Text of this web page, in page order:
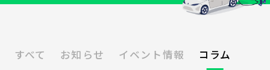
すべて お知らせ イベント情報 コラム